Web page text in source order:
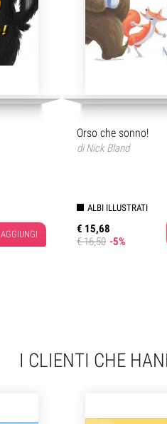
AGGIUNGI
Orso che sonno!
diNick Bland
ALBI ILLUSTRATI
€ 15,68
€ 16,50 -5%
I CLIENTI CHE